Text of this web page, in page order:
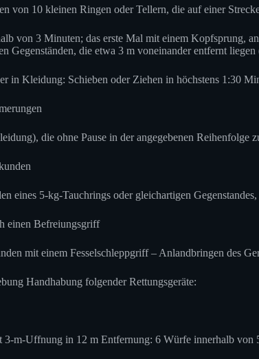
von 10 kleinen Ringen oder Tellern, die auf einer
von 3 Minuten; das erste Mal mit einem Kopfsprung,
Gegenständen, die etwa 3 m voneinander entfernt
in Kleidung: Schieben oder Ziehen in höchstens 1:30
die ohne Pause in der angegebenen Reihenfolge
eines 5-kg-Tauchrings oder gleichartigen
einen Befreiungsgriff
mit einem Fesselschleppgriff – Anlandbringen des
Handhabung folgender Rettungsgeräte:
3-m-Uffnung in 12 m Entfernung: 6 Würfe innerhalb von